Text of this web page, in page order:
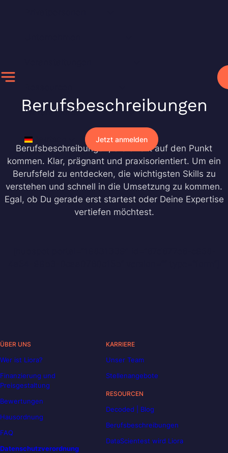
Warum Liora?
Jetzt anmelden
Berufsbeschreibungen
Berufsbeschreibungen, die direkt auf den Punkt
kommen. Klar, prägnant und praxisorientiert. Um ein
Berufsfeld zu entdecken, die wichtigsten Skills zu
verstehen und schnell in die Umsetzung zu kommen.
Egal, ob Du gerade erst startest oder Deine Expertise
vertiefen möchtest.
ÜBER UNS
Wer ist Liora?
Finanzierung und
Preisgestaltung
Bewertungen
Hausordnung
FAQ
Datenschutzverordnung
KARRIERE
Unser Team
Stellenangebote
RESOURCEN
Decoded | Blog
Berufsbeschreibungen
DataScientest wird Liora